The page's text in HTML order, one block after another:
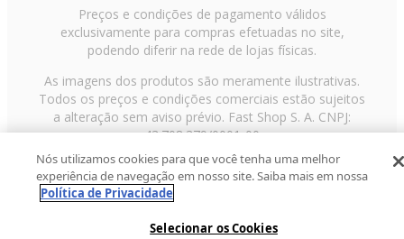
Preços e condições de pagamento válidos
exclusivamente para compras efetuadas no site,
podendo diferir na rede de lojas físicas.
As imagens dos produtos são meramente ilustrativas.
Todos os preços e condições comerciais estão sujeitos
a alteração sem aviso prévio. Fast Shop S. A. CNPJ:
43.708.379/0001-00
Avenida Zaki Narchi, nº 1650, sobreloja, Carandiru, São
Paulo/SP, CEP 02029-001, Telefone: 11 3003-3728 ©
2013 Fast Shop - Todos os direitos reservados
Nós utilizamos cookies para que você tenha uma melhor
experiência de navegação em nosso site. Saiba mais em nossa
Política de Privacidade
Selecionar os Cookies